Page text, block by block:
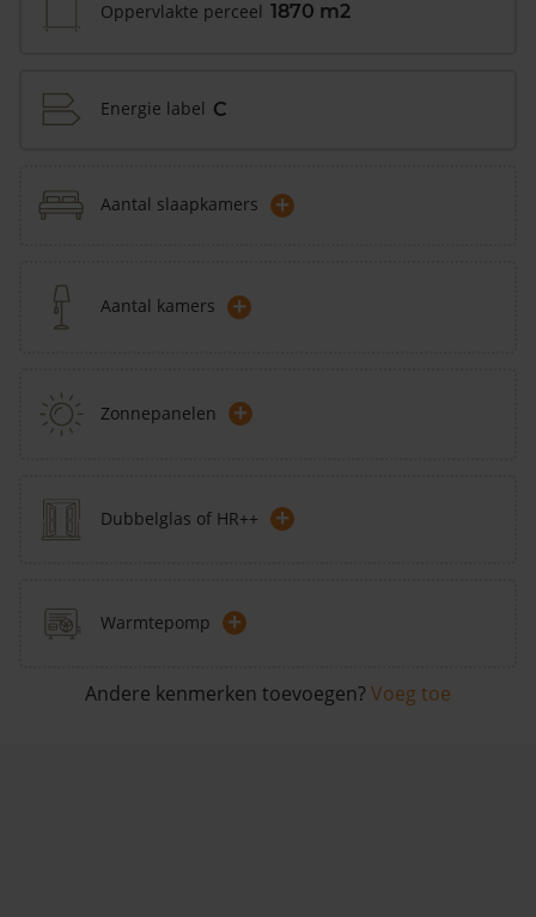
Oppervlakte perceel 1870 m2
Energie label C
Aantal slaapkamers +
Aantal kamers +
Zonnepanelen +
Dubbelglas of HR++ +
Warmtepomp +
Andere kenmerken toevoegen? Voeg toe